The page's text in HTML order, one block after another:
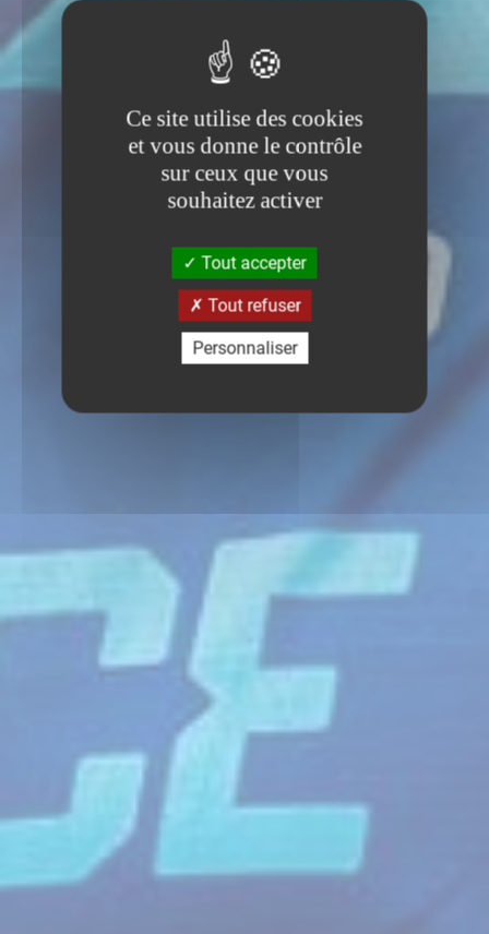
Ce site utilise des cookies
et vous donne le contrôle
sur ceux que vous
souhaitez activer
Tout accepter
Tout refuser
Personnaliser